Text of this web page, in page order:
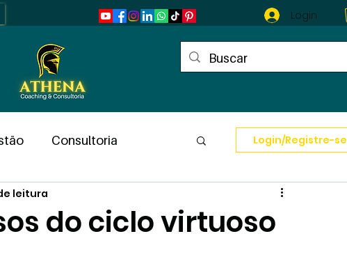
Login
Consultoria
RH
Login/Registre-se
do ciclo virtuoso
leitura